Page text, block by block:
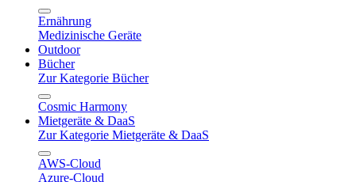
Ernährung
Medizinische Geräte
Outdoor
Bücher
Zur Kategorie Bücher
Cosmic Harmony
Mietgeräte & DaaS
Zur Kategorie Mietgeräte & DaaS
AWS-Cloud
Azure-Cloud